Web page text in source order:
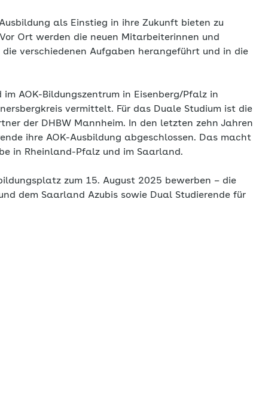
als Einstieg in ihre Zukunft bieten zu
Ort werden die neuen Mitarbeiterinnen und
verschiedenen Aufgaben herangeführt und in die
AOK-Bildungszentrum in Eisenberg/Pfalz in
vermittelt. Für das Duale Studium ist die
der DHBW Mannheim. In den letzten zehn Jahren
ihre AOK-Ausbildung abgeschlossen. Das macht
in Rheinland-Pfalz und im Saarland.
zum 15. August 2025 bewerben – die
dem Saarland Azubis sowie Dual Studierende für